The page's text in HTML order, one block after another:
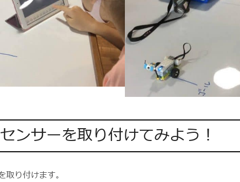
ンサーを取り付けてみよう！
り付けます。